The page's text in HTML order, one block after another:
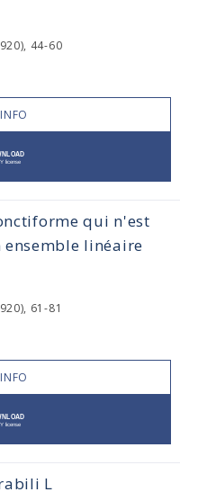
44-60
qui n'est
linéaire
61-81
L